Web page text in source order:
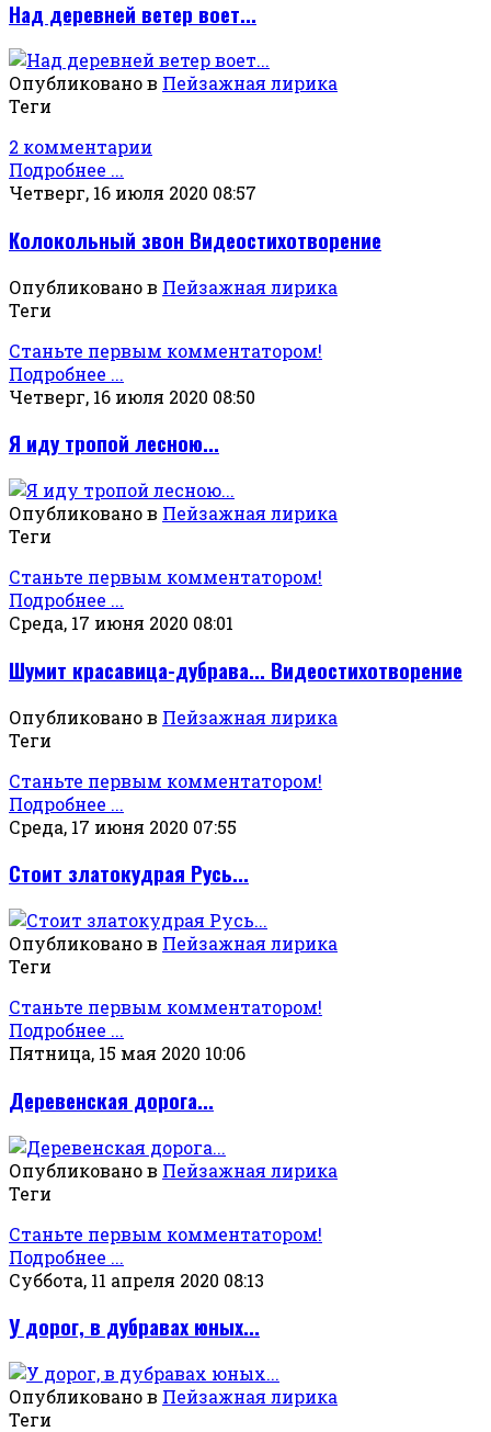
Над деревней ветер воет...
Опубликовано в Пейзажная лирика
Теги
2 комментарии
Подробнее ...
Четверг, 16 июля 2020 08:57
Колокольный звон Видеостихотворение
Опубликовано в Пейзажная лирика
Теги
Станьте первым комментатором!
Подробнее ...
Четверг, 16 июля 2020 08:50
Я иду тропой лесною...
Опубликовано в Пейзажная лирика
Теги
Станьте первым комментатором!
Подробнее ...
Среда, 17 июня 2020 08:01
Шумит красавица-дубрава... Видеостихотворение
Опубликовано в Пейзажная лирика
Теги
Станьте первым комментатором!
Подробнее ...
Среда, 17 июня 2020 07:55
Стоит златокудрая Русь...
Опубликовано в Пейзажная лирика
Теги
Станьте первым комментатором!
Подробнее ...
Пятница, 15 мая 2020 10:06
Деревенская дорога...
Опубликовано в Пейзажная лирика
Теги
Станьте первым комментатором!
Подробнее ...
Суббота, 11 апреля 2020 08:13
У дорог, в дубравах юных...
Опубликовано в Пейзажная лирика
Теги